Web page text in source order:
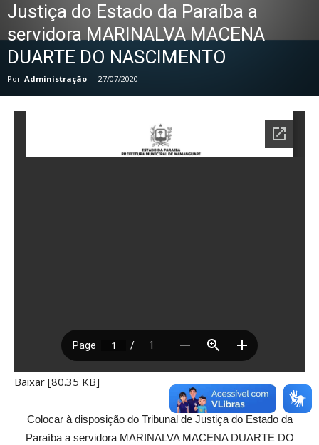
Justiça do Estado da Paraíba a
servidora MARINALVA MACENA
DUARTE DO NASCIMENTO
Por Administração - 27/07/2020
Baixar [80.35 KB]
Colocar à disposição do Tribunal de Justiça do Estado da
Paraíba a servidora MARINALVA MACENA DUARTE DO